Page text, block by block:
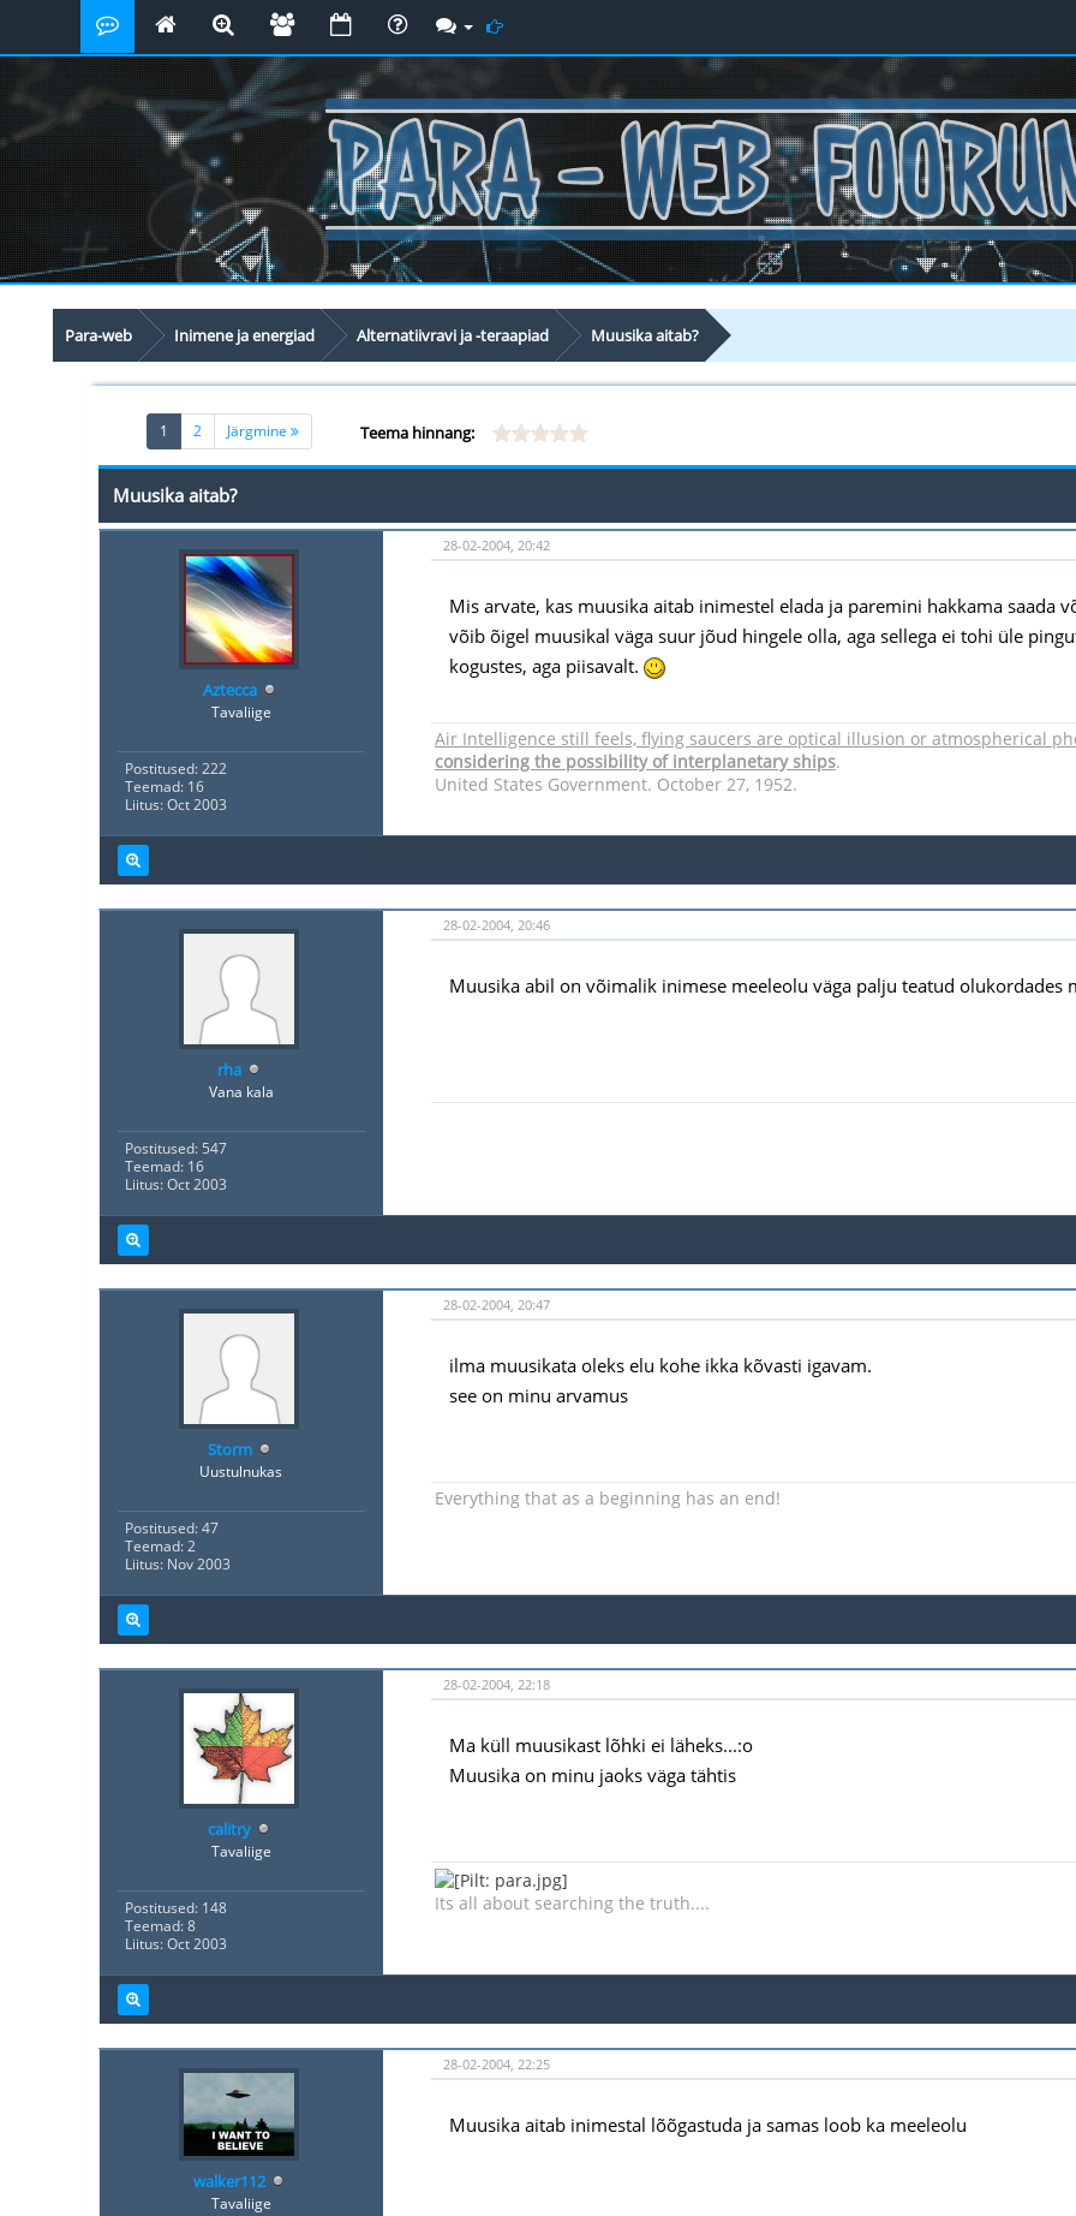
Para-web Inimene ja energiad Alternatiivravi ja -teraapiad Muusika aitab?
1 (current)
2 Järgmine Teema hinnang:
Muusika aitab?
Aztecca
Tavaliige
Postitused: 222
Teemad: 16
Liitus: Oct 2003
28-02-2004, 20:42
Mis arvate, kas muusika aitab inimestel elada ja paremini hakkama saada
võib õigel muusikal väga suur jõud hingele olla, aga sellega ei tohi üle
kogustes, aga piisavalt.
Air Intelligence still feels, flying saucers are optical illusion or atmospherical
considering the possibility of interplanetary ships.
United States Government. October 27, 1952.
rha
Vana kala
Postitused: 547
Teemad: 16
Liitus: Oct 2003
28-02-2004, 20:46
Muusika abil on võimalik inimese meeleolu väga palju teatud olukordades
Storm
Uustulnukas
Postitused: 47
Teemad: 2
Liitus: Nov 2003
28-02-2004, 20:47
ilma muusikata oleks elu kohe ikka kõvasti igavam.
see on minu arvamus
Everything that as a beginning has an end!
calitry
Tavaliige
Postitused: 148
Teemad: 8
Liitus: Oct 2003
28-02-2004, 22:18
Ma küll muusikast lõhki ei läheks...:o
Muusika on minu jaoks väga tähtis
Its all about searching the truth....
walker112
Tavaliige
28-02-2004, 22:25
Muusika aitab inimestal lõõgastuda ja samas loob ka meeleolu